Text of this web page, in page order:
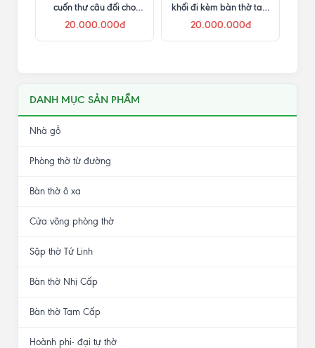
cuốn thư câu đối cho
phòng thờ nhỏ
20.000.000đ
khối đi kèm bàn thờ tam
cấp
20.000.000đ
DANH MỤC SẢN PHẨM
Nhà gỗ
Phòng thờ từ đường
Bàn thờ ô xa
Cửa võng phòng thờ
Sập thờ Tứ Linh
Bàn thờ Nhị Cấp
Bàn thờ Tam Cấp
Hoành phi- đại tự thờ